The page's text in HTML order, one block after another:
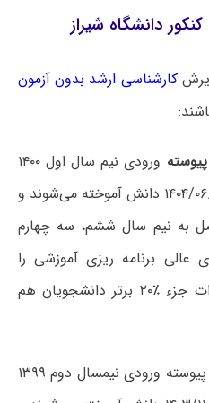
دانشگاه شیراز
کارشناسی ارشد بدون آزمون
ورودی نیم سال اول ۱۴۰۰
تا تاریخ ۱۴۰۴/۰۶/۳۱ دانش آموخته می‌شوند و
به نیم سال ششم، سه چهارم
برنامه ریزی آموزشی را
گذرانده‌اند و از نظر معدل نمرات جزء ٪۲۰ برتر دانشجویان هم
۲- دانشجویان دوره کارشناسی پیوسته ورودی نیمسال دوم ۱۳۹۹